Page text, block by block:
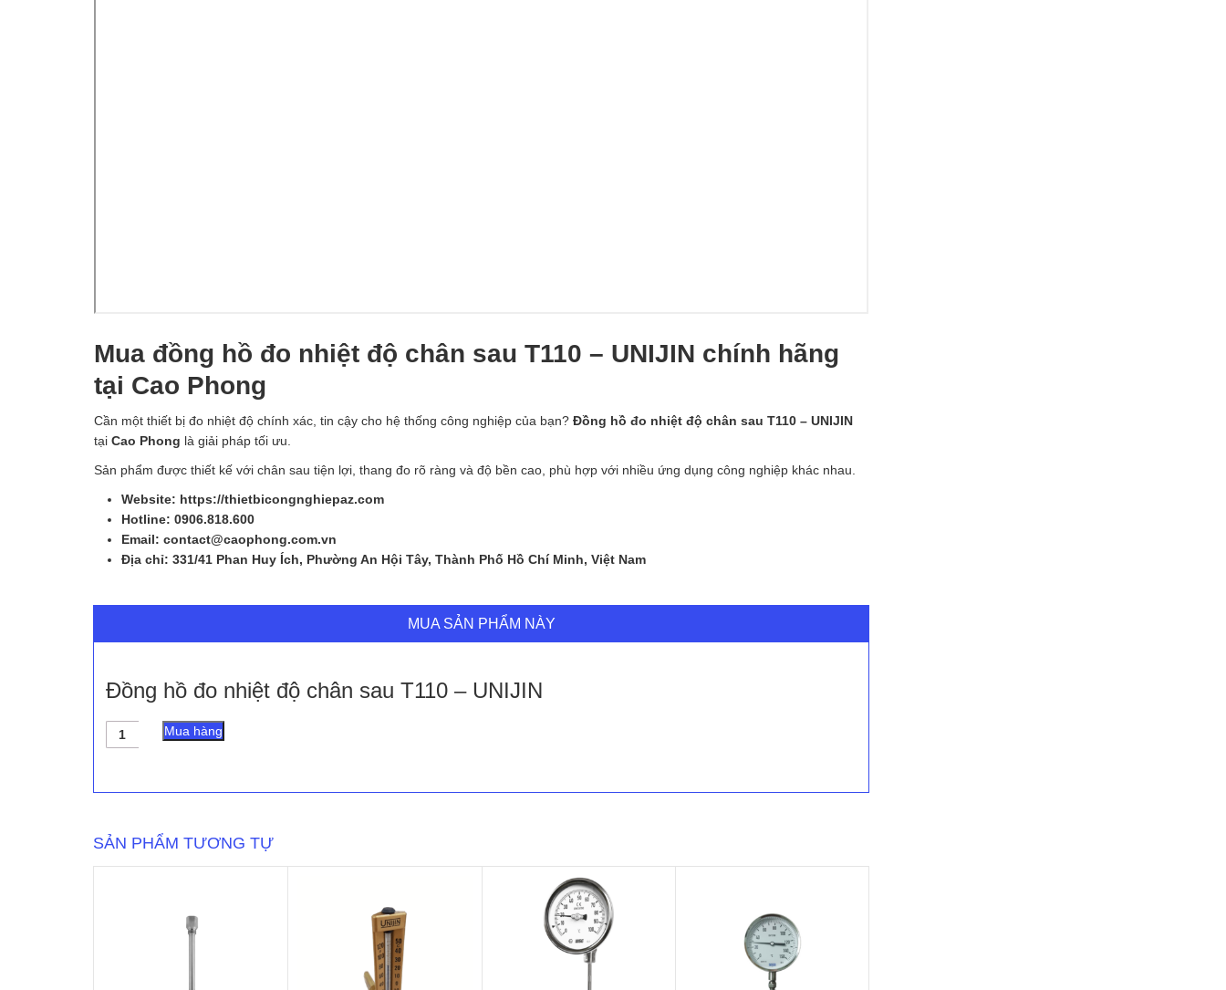
Mua đồng hồ đo nhiệt độ chân sau T110 – UNIJIN chính hãng
tại Cao Phong
Cần một thiết bị đo nhiệt độ chính xác, tin cậy cho hệ thống công nghiệp của bạn? Đồng hồ đo nhiệt độ chân sau T110 – UNIJIN
tại Cao Phong là giải pháp tối ưu.
Sản phẩm được thiết kế với chân sau tiện lợi, thang đo rõ ràng và độ bền cao, phù hợp với nhiều ứng dụng công nghiệp khác nhau.
Website: https://thietbicongnghiepaz.com
Hotline: 0906.818.600
Email: contact@caophong.com.vn
Địa chỉ: 331/41 Phan Huy Ích, Phường An Hội Tây, Thành Phố Hồ Chí Minh, Việt Nam
MUA SẢN PHẨM NÀY
Đồng hồ đo nhiệt độ chân sau T110 – UNIJIN
Đồng
hồ
độ
T110
Mua hàng
SẢN PHẨM TƯƠNG TỰ